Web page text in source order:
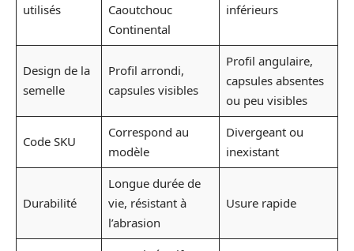
utilisés
Caoutchouc
Continental
inférieurs
Design de la
semelle
Profil arrondi,
capsules visibles
Profil angulaire,
capsules absentes
ou peu visibles
Code SKU
Correspond au
modèle
Divergeant ou
inexistant
Durabilité
Longue durée de
vie, résistant à
l’abrasion
Usure rapide